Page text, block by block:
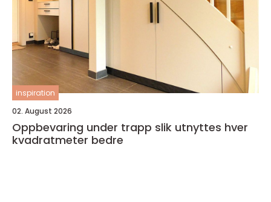
inspiration
02. August 2026
Oppbevaring under trapp slik utnyttes hver
kvadratmeter bedre